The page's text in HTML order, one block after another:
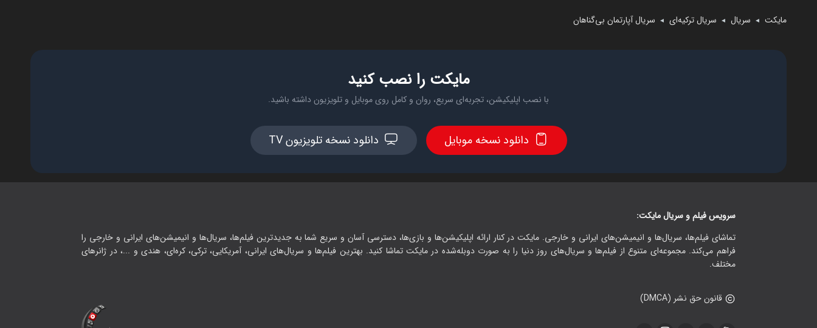
مایکت ◄ سریال ◄ سریال ترکیه‌ای ◄ سریال آپارتمان بی‌‌گناهان
مایکت را نصب کنید
با نصب اپلیکیشن، تجربه‌ای سریع، روان و کامل روی موبایل و تلویزیون داشته باشید.
دانلود نسخه موبایل دانلود نسخه تلویزیون TV
سرویس فیلم و سریال مایکت:
تماشای فیلم‌ها، سریال‌ها و انیمیشن‌های ایرانی و خارجی. مایکت در کنار ارائه اپلیکیشن‌ها و بازی‌ها، دسترسی آسان و سریع شما به جدیدترین فیلم‌ها، سریال‌ها و انیمیشن‌های ایرانی و خارجی را
فراهم می‌کند. مجموعه‌ای متنوع از فیلم‌ها و سریال‌های روز دنیا را به صورت دوبله‌شده در مایکت تماشا کنید. بهترین فیلم‌ها و سریال‌های ایرانی، آمریکایی، ترکی، کره‌ای، هندی و ...، در ژانرهای
مختلف.
قانون حق نشر (DMCA)